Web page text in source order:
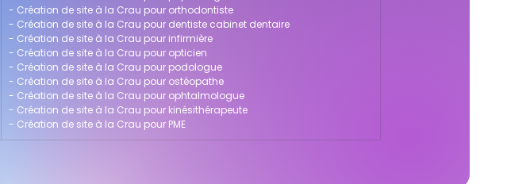
- Création de site à la Crau pour orthodontiste
- Création de site à la Crau pour dentiste cabinet dentaire
- Création de site à la Crau pour infirmière
- Création de site à la Crau pour opticien
- Création de site à la Crau pour podologue
- Création de site à la Crau pour ostéopathe
- Création de site à la Crau pour ophtalmologue
- Création de site à la Crau pour kinésithérapeute
- Création de site à la Crau pour PME